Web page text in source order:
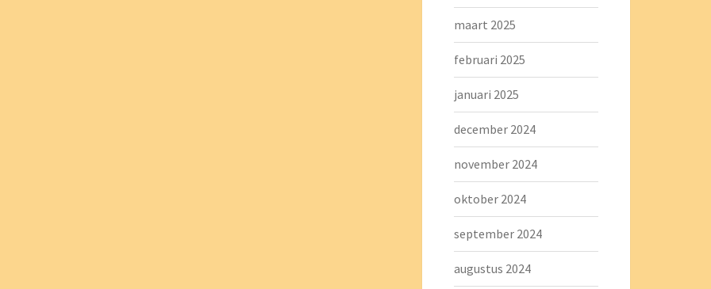
maart 2025
februari 2025
januari 2025
december 2024
november 2024
oktober 2024
september 2024
augustus 2024